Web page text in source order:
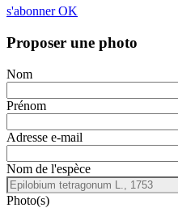
s'abonner OK
Proposer une photo
Nom
Prénom
Adresse e-mail
Nom de l'espèce
Photo(s)